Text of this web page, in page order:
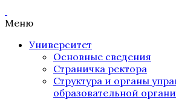
Меню
Университет
Основные сведения
Страничка ректора
Структура и органы
образовательной